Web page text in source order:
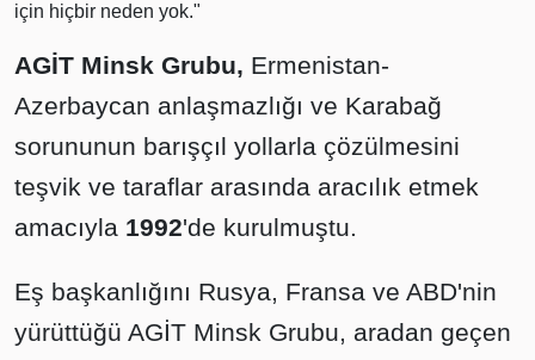
için hiçbir neden yok."
AGİT Minsk Grubu, Ermenistan-
Azerbaycan anlaşmazlığı ve Karabağ
sorununun barışçıl yollarla çözülmesini
teşvik ve taraflar arasında aracılık etmek
amacıyla 1992'de kurulmuştu.
Eş başkanlığını Rusya, Fransa ve ABD'nin
yürüttüğü AGİT Minsk Grubu, aradan geçen